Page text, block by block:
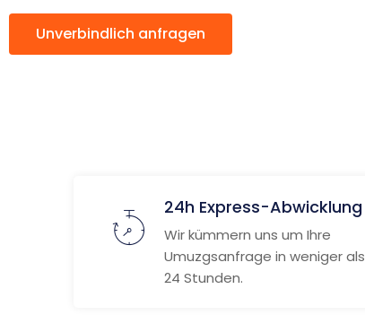
Unverbindlich anfragen
24h Express-Abwicklung
Wir kümmern uns um Ihre
Umuzgsanfrage in weniger als
24 Stunden.